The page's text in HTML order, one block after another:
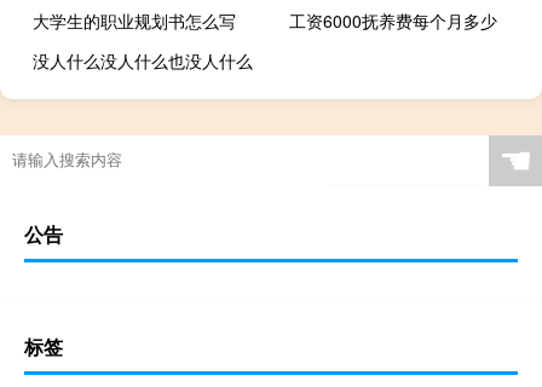
大学生的职业规划书怎么写
工资6000抚养费每个月多少
没人什么没人什么也没人什么
☚
公告
标签